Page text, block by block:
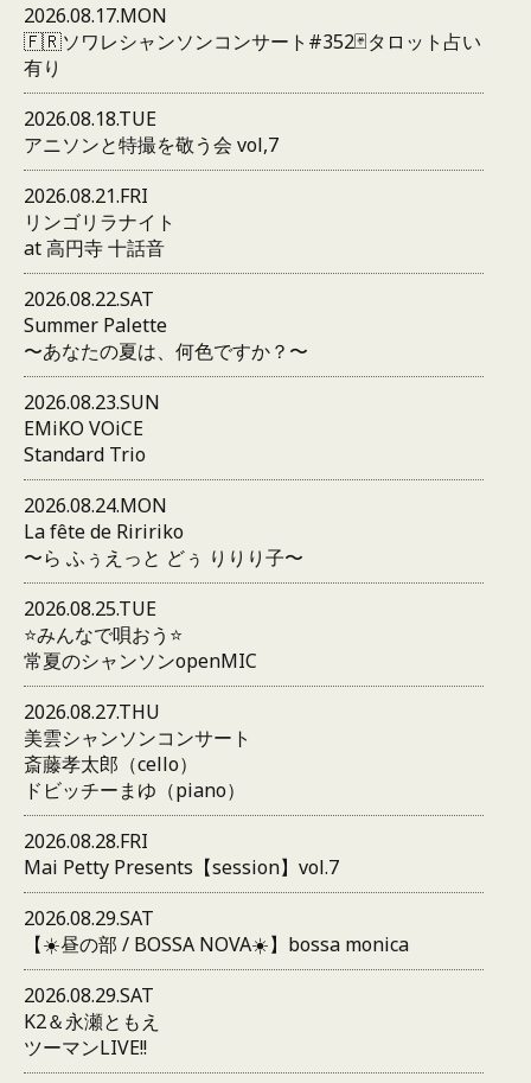
2026.08.17.MON
🇫🇷ソワレシャンソンコンサート#352🃏タロット占い
有り
2026.08.18.TUE
アニソンと特撮を敬う会 vol,7
2026.08.21.FRI
リンゴリラナイト
at 高円寺 十話音
2026.08.22.SAT
Summer Palette
〜あなたの夏は、何色ですか？〜
2026.08.23.SUN
EMiKO VOiCE
Standard Trio
2026.08.24.MON
La fête de Riririko
〜ら ふぅえっと どぅ りりり子〜
2026.08.25.TUE
⭐️みんなで唄おう⭐️
常夏のシャンソンopenMIC
2026.08.27.THU
美雲シャンソンコンサート
斎藤孝太郎（cello）
ドビッチーまゆ（piano）
2026.08.28.FRI
Mai Petty Presents【session】vol.7
2026.08.29.SAT
【☀️昼の部 / BOSSA NOVA☀️】bossa monica
2026.08.29.SAT
K2＆永瀬ともえ
ツーマンLIVE!!